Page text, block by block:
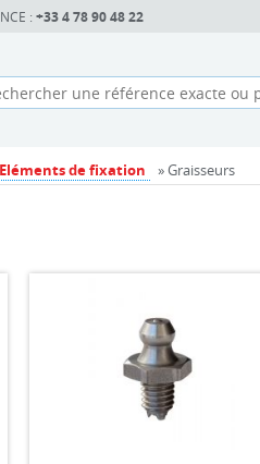
: +33 4 78 90 48 22
de fixation » Graisseurs